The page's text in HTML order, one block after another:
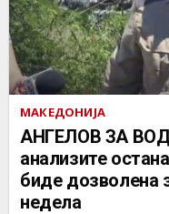
МАКЕДОНИЈА
АНГЕЛОВ ЗА
анализите
биде дозволена
недела